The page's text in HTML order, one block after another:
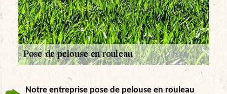
Notre entreprise pose de pelouse en rouleau